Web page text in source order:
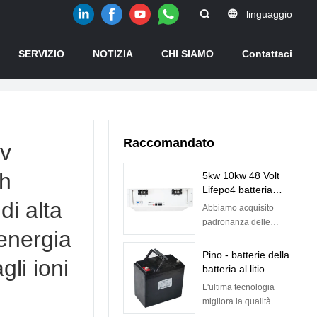
linguaggio
SERVIZIO NOTIZIA CHI SIAMO
Contattaci
alta
ioni
Raccomandato
5kw 10kw 48 Volt
Lifepo4 batteria
ricaricabile agli ioni
di litio con BMS
Abbiamo acquisito
padronanza delle
processo di
produzione della
a energia solare 5kw
10kw Lifepo4 48v
Pino - batterie della
batteria al litio
Lifepo4 di 12.8v
50ah per la batteria
L'ultima tecnologia
migliora la qualità